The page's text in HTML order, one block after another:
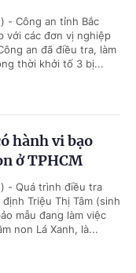
- Công an tỉnh Bắc
với các đơn vị nghiệp
an đã điều tra, làm
thời khởi tố 3 bị...
hành vi bạo
ở TPHCM
- Quá trình điều tra
Triệu Thị Tâm (sinh
mẫu đang làm việc
non Lá Xanh, là...